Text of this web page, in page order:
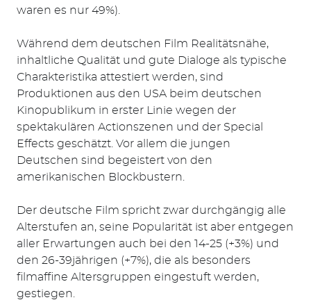
waren es nur 49%).
Während dem deutschen Film Realitätsnähe,
inhaltliche Qualität und gute Dialoge als typische
Charakteristika attestiert werden, sind
Produktionen aus den USA beim deutschen
Kinopublikum in erster Linie wegen der
spektakulären Actionszenen und der Special
Effects geschätzt. Vor allem die jungen
Deutschen sind begeistert von den
amerikanischen Blockbustern.
Der deutsche Film spricht zwar durchgängig alle
Alterstufen an, seine Popularität ist aber entgegen
aller Erwartungen auch bei den 14-25 (+3%) und
den 26-39jährigen (+7%), die als besonders
filmaffine Altersgruppen eingestuft werden,
gestiegen.